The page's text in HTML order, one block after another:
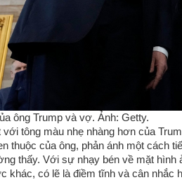
ông Trump và vợ. Ảnh: Getty.
với tông màu nhẹ nhàng hơn của
thuộc của ông, phản ánh một cách
thấy. Với sự nhạy bén về mặt hình
khác, có lẽ là điềm tĩnh và cân nhắc